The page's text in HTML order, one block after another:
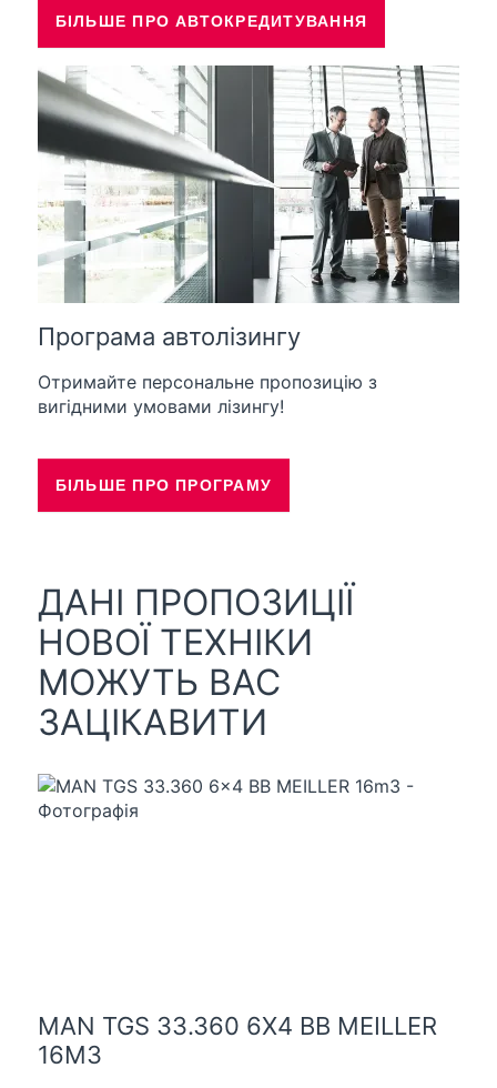
БІЛЬШЕ ПРО АВТОКРЕДИТУВАННЯ
Програма автолізингу
Отримайте персональне пропозицію з
вигідними умовами лізингу!
БІЛЬШЕ ПРО ПРОГРАМУ
ДАНІ ПРОПОЗИЦІЇ
НОВОЇ ТЕХНІКИ
МОЖУТЬ ВАС
ЗАЦІКАВИТИ
MAN TGS 33.360 6X4 BB MEILLER
16M3